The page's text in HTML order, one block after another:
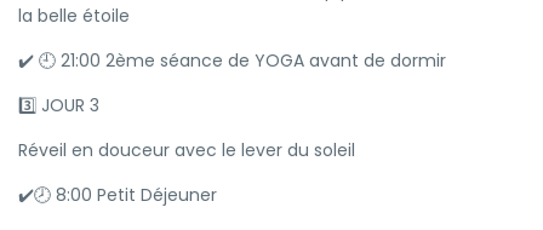
la belle étoile
✔️ 🕘 21:00 2ème séance de YOGA avant de dormir
3️⃣ JOUR 3
Réveil en douceur avec le lever du soleil
✔️🕗 8:00 Petit Déjeuner